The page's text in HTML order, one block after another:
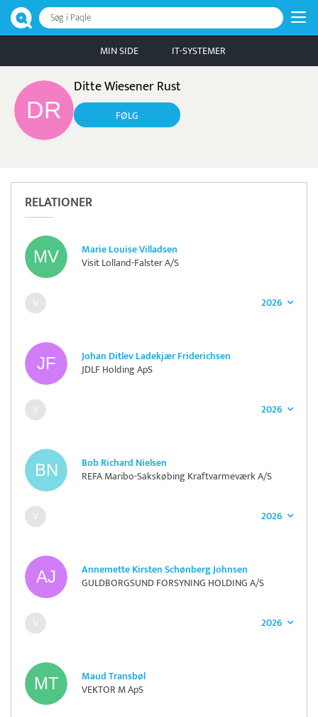
Søg i Paqle
MIN SIDE IT-SYSTEMER
Ditte Wiesener Rust
FØLG
RELATIONER
Marie Louise Villadsen
Visit Lolland-Falster A/S
2026
Johan Ditlev Ladekjær Friderichsen
JDLF Holding ApS
2026
Bob Richard Nielsen
REFA Maribo-Sakskøbing Kraftvarmeværk A/S
2026
Annemette Kirsten Schønberg Johnsen
GULDBORGSUND FORSYNING HOLDING A/S
2026
Maud Transbøl
VEKTOR M ApS